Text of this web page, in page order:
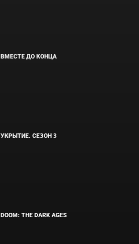
ВМЕСТЕ ДО КОНЦА
УКРЫТИЕ. СЕЗОН 3
DOOM: THE DARK AGES